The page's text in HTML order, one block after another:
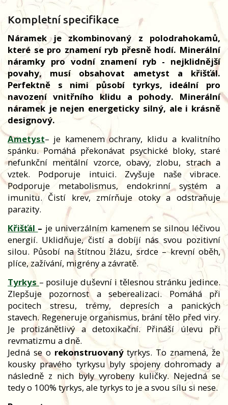
Kompletní specifikace
Náramek je zkombinovaný z polodrahokamů,
které se pro znamení ryb přesně hodí. Minerální
náramky pro vodní znamení ryb - nejklidnější
povahy, musí obsahovat ametyst a křišťál.
Perfektně s nimi působí tyrkys, ideální pro
navození vnitřního klidu a pohody. Minerální
náramek je nejen energeticky silný, ale i krásně
designový.
Ametyst– je kamenem ochrany, klidu a kvalitního
spánku. Pomáhá překonávat psychické bloky, staré
nefunkční mentální vzorce, obavy, zlobu, strach a
vztek. Podporuje intuici. Zvyšuje naše vibrace.
Podporuje metabolismus, endokrinní systém a
imunitu. Čistí krev, zmírňuje otoky a odstraňuje
parazity.
Křišťál – je univerzálním kamenem se silnou léčivou
energií. Uklidňuje, čistí a dobíjí nás svou pozitivní
silou. Působí na štítnou žlázu, srdce – krevní oběh,
plíce, zažívání, migrény a závratě.
Tyrkys – posiluje duševní i tělesnou stránku jedince.
Zlepšuje pozornost a seberealizaci. Pomáhá při
pocitech stresu, trémy, depresích a panických
stavech. Regeneruje organismus, brání tělo před viry.
Je protizánětlivý a detoxikační. Přináší úlevu při
revmatizmu a dně.
Jedná se o rekonstruovanýtyrkys. To znamená, že
kousky pravého tyrkysu byly spojeny dohromady a
následně z nich byly vyrobeny kuličky. Nejedná se
tedy o 100% tyrkys, ale tyrkys to je a svou sílu si nese.